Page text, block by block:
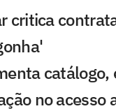
critica
catálogo,
no acesso